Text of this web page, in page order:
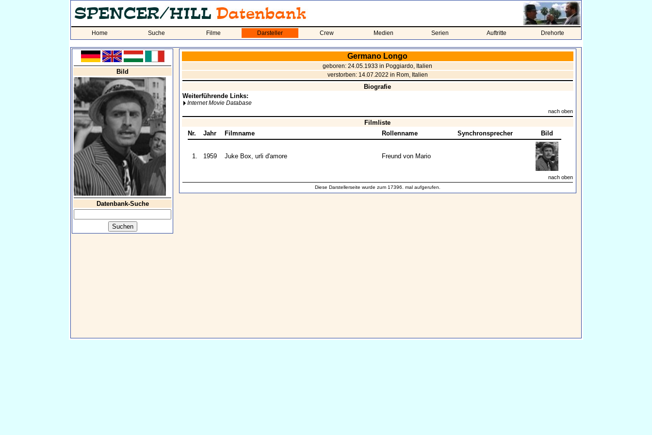
Home Suche Filme Darsteller Crew Medien Serien Auftritte Drehorte
Bild
Datenbank-Suche
Germano Longo
geboren: 24.05.1933 in Poggiardo, Italien
verstorben: 14.07.2022 in Rom, Italien
Biografie
Weiterführende Links:
Internet Movie Database
nach oben
Filmliste
Nr.
Jahr Filmname Rollenname Synchronsprecher Bild
1. 1959 Juke Box, urli d'amore Freund von Mario
nach oben
Diese Darstellerseite wurde zum 17396. mal aufgerufen.